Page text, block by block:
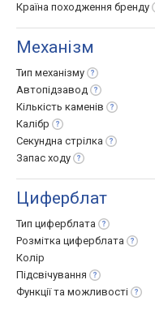
Країна походження бренду
Механізм
Тип механізму
Автопідзавод
Кількість каменів
Калібр
Секундна стрілка
Запас ходу
Циферблат
Тип циферблата
Розмітка циферблата
Колір
Підсвічування
Функції та можливості